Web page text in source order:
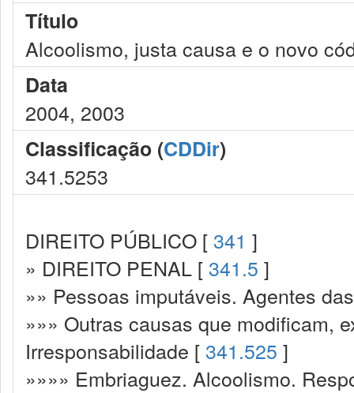
Título
Alcoolismo, justa causa e o novo
Data
2004, 2003
Classificação (CDDir)
341.5253
DIREITO PÚBLICO [ 341 ]
» DIREITO PENAL [ 341.5 ]
»» Pessoas imputáveis. Agentes
»»» Outras causas que modificam,
Irresponsabilidade [ 341.525 ]
»»»» Embriaguez. Alcoolismo.